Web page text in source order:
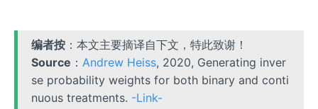
编者按 ：本文主要摘译自下文，特此致谢！
Source ：Andrew Heiss, 2020, Generating inver
se probability weights for both binary and conti
nuous treatments. -Link-